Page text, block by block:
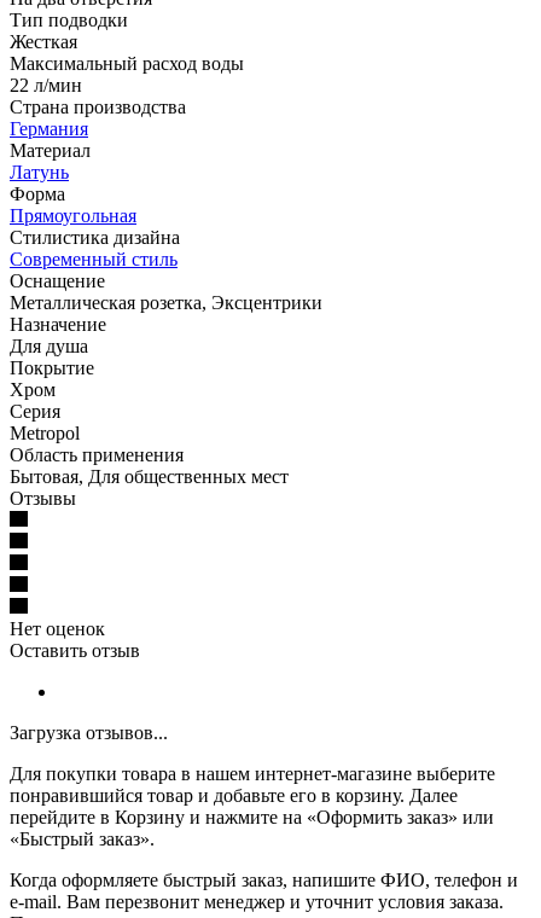
Тип подводки
Жесткая
Максимальный расход воды
22 л/мин
Страна производства
Германия
Материал
Латунь
Форма
Прямоугольная
Стилистика дизайна
Современный стиль
Оснащение
Металлическая розетка, Эксцентрики
Назначение
Для душа
Покрытие
Хром
Серия
Metropol
Область применения
Бытовая, Для общественных мест
Отзывы
Нет оценок
Оставить отзыв
Загрузка отзывов...
Для покупки товара в нашем интернет-магазине выберите
понравившийся товар и добавьте его в корзину. Далее
перейдите в Корзину и нажмите на «Оформить заказ» или
«Быстрый заказ».
Когда оформляете быстрый заказ, напишите ФИО, телефон и
e-mail. Вам перезвонит менеджер и уточнит условия заказа.